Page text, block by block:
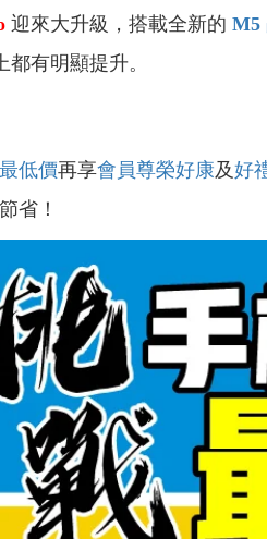
迎來大升級，搭載全新的 M5
有明顯提升。
低價再享會員尊榮好康及好
省！